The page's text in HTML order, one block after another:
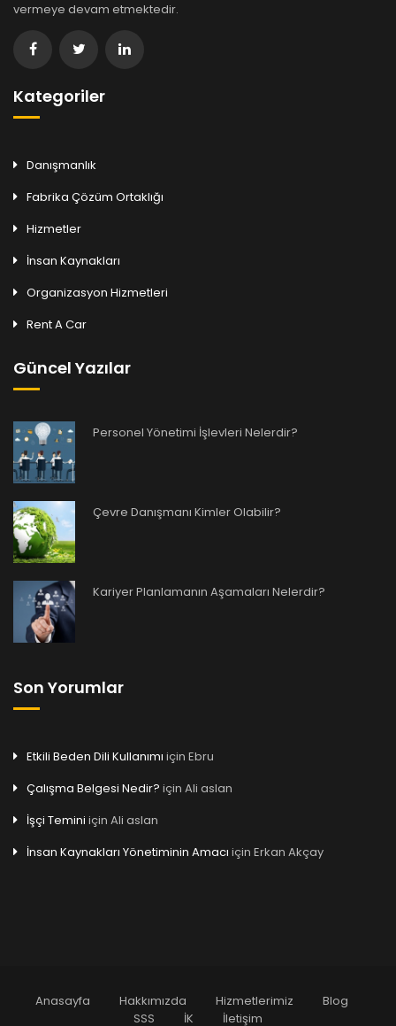
vermeye devam etmektedir.
Kategoriler
Danışmanlık
Fabrika Çözüm Ortaklığı
Hizmetler
İnsan Kaynakları
Organizasyon Hizmetleri
Rent A Car
Güncel Yazılar
Personel Yönetimi İşlevleri Nelerdir?
Çevre Danışmanı Kimler Olabilir?
Kariyer Planlamanın Aşamaları Nelerdir?
Son Yorumlar
Etkili Beden Dili Kullanımı için Ebru
Çalışma Belgesi Nedir? için Ali aslan
İşçi Temini için Ali aslan
İnsan Kaynakları Yönetiminin Amacı için Erkan Akçay
Anasayfa Hakkımızda Hizmetlerimiz
Blog
SSS
İK İletişim